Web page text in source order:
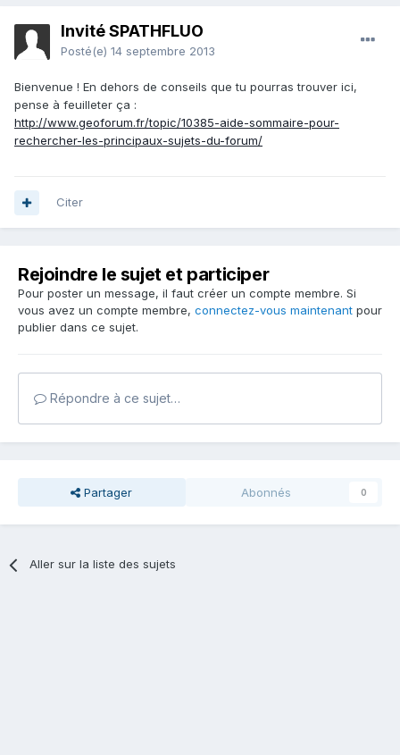
Invité SPATHFLUO
Posté(e) 14 septembre 2013
Bienvenue ! En dehors de conseils que tu pourras trouver ici,
pense à feuilleter ça :
http://www.geoforum.fr/topic/10385-aide-sommaire-pour-
rechercher-les-principaux-sujets-du-forum/
Citer
Rejoindre le sujet et participer
Pour poster un message, il faut créer un compte membre. Si
vous avez un compte membre, connectez-vous maintenant pour
publier dans ce sujet.
Répondre à ce sujet…
Partager Abonnés 0
Aller sur la liste des sujets